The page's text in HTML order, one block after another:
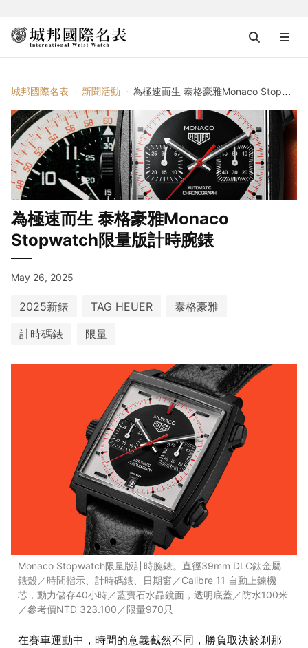
城邦國際名表 新聞活動 為極速而生 泰格豪雅Monaco Stopwatch限量版計時腕錶
為極速而生 泰格豪雅Monaco
Stopwatch限量版計時腕錶
May 26, 2025
2025新錶 TAG HEUER
泰格豪雅
計時碼錶
限量
Monaco Stopwatch限量版計時腕錶。直徑39mm DLC鈦金屬
錶殼／時間指示、計時碼錶、日期窗／Calibre 11 自動上鍊機
芯，動力儲存40小時／藍寶石水晶鏡面，透明底蓋／防水100米
／參考價NTD 323.100／限量970只
在賽車運動中，時間的意義截然不同，勝負取決於剎那